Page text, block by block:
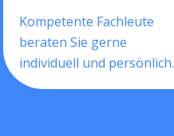
Kompetente Fachleute
beraten Sie gerne
individuell und persönlich.